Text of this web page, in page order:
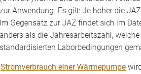
zur Anwendung. Es gilt: Je höher die
Im Gegensatz zur JAZ findet sich im
anders als die Jahresarbeitszahl,
standardisierten Laborbedingungen
Stromverbrauch einer Wärmepumpe